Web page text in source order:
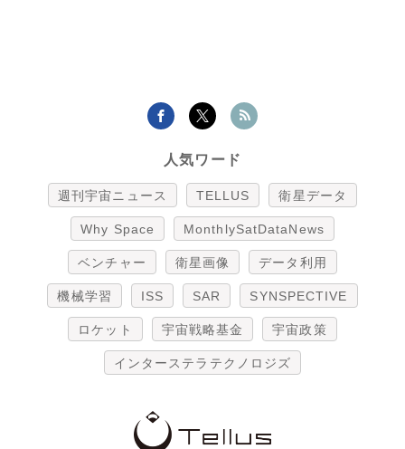
人気ワード
週刊宇宙ニュース TELLUS 衛星データ
Why Space MonthlySatDataNews
ベンチャー 衛星画像 データ利用
機械学習 ISS SAR SYNSPECTIVE
ロケット 宇宙戦略基金 宇宙政策
インターステラテクノロジズ